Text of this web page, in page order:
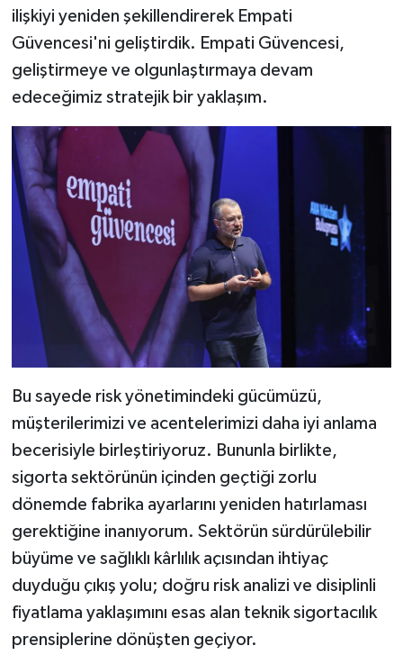
ilişkiyi yeniden şekillendirerek Empati
Güvencesi'ni geliştirdik. Empati Güvencesi,
geliştirmeye ve olgunlaştırmaya devam
edeceğimiz stratejik bir yaklaşım.
Bu sayede risk yönetimindeki gücümüzü,
müşterilerimizi ve acentelerimizi daha iyi anlama
becerisiyle birleştiriyoruz. Bununla birlikte,
sigorta sektörünün içinden geçtiği zorlu
dönemde fabrika ayarlarını yeniden hatırlaması
gerektiğine inanıyorum. Sektörün sürdürülebilir
büyüme ve sağlıklı kârlılık açısından ihtiyaç
duyduğu çıkış yolu; doğru risk analizi ve disiplinli
fiyatlama yaklaşımını esas alan teknik sigortacılık
prensiplerine dönüşten geçiyor.